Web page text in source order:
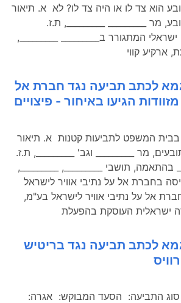
עובדתית דומה שהתובע הוא צד לו או היה צד לו? לא א. תיאור
הדין 1. התובע, מר _________ _________, ת.ז.
ישראלי המתגורר ב_________ _________,
לכתב תביעה נגד חברת אל
הגיעו באיחור - פיצויים
דוגמא לכתב תביעה בבית המשפט לתביעות קטנות א. תיאור
הדין 1. התובעים, מר _________ וגב' _________, ת.ז.
בהתאמה, תושבי _________, _________,
בחברת אל על נתיבי אוויר לישראל
חברת אל על נתיבי אוויר לישראל בע"מ,
ישראלית העוסקת בהפעלת
לכתב תביעה נגד בריטיש
דוגמא לכתב תביעה סוג התביעה: הסעד המבוקש: אגרה: